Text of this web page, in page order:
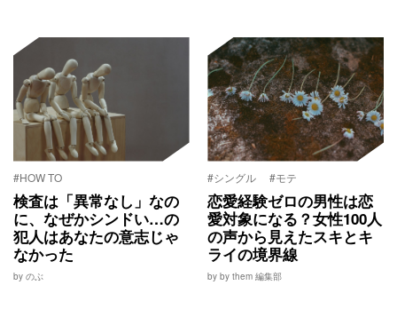
#HOW TO
検査は「異常なし」なの
に、なぜかシンドい…の
犯人はあなたの意志じゃ
なかった
by のぶ
#シングル #モテ
恋愛経験ゼロの男性は恋
愛対象になる？女性100人
の声から見えたスキとキ
ライの境界線
by by them 編集部